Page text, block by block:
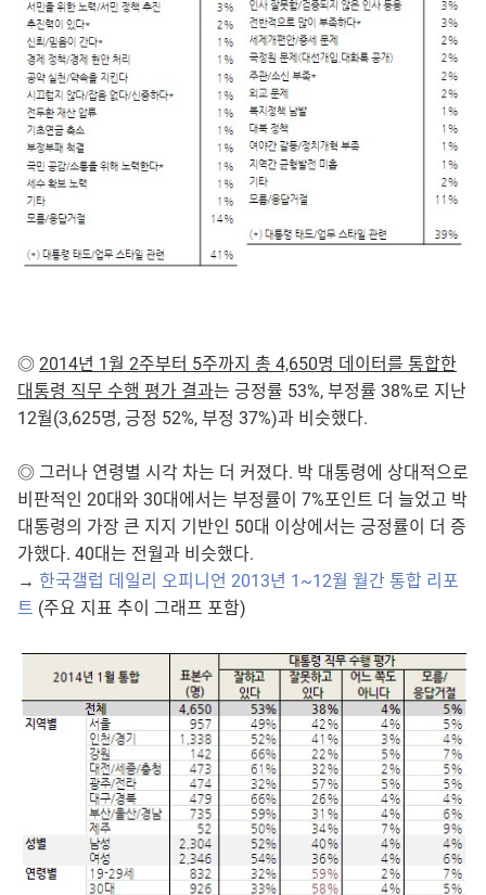
◎ 2014년 1월 2주부터 5주까지 총 4,650명 데이터를 통합한
대통령 직무 수행 평가 결과는 긍정률 53%, 부정률 38%로 지난
12월(3,625명, 긍정 52%, 부정 37%)과 비슷했다.
◎ 그러나 연령별 시각 차는 더 커졌다. 박 대통령에 상대적으로
비판적인 20대와 30대에서는 부정률이 7%포인트 더 늘었고 박
대통령의 가장 큰 지지 기반인 50대 이상에서는 긍정률이 더 증
가했다. 40대는 전월과 비슷했다.
→ 한국갤럽 데일리 오피니언 2013년 1~12월 월간 통합 리포
트 (주요 지표 추이 그래프 포함)